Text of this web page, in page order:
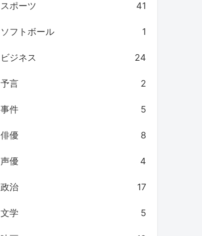
スポーツ 41
ソフトボール 1
ビジネス 24
予言 2
事件 5
俳優 8
声優 4
政治 17
文学 5